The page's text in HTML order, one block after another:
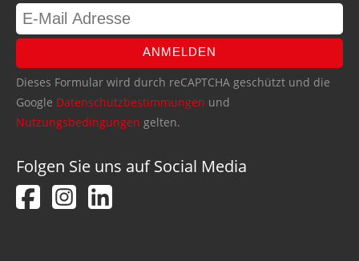
ANMELDEN
Dieses Formular wird durch reCAPTCHA geschützt und die
Google Datenschutzbestimmungen und
Nutzungsbedingungen gelten.
Folgen Sie uns auf Social Media